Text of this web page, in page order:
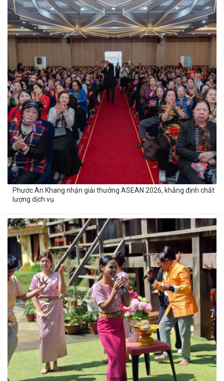
Phước An Khang nhận giải thưởng ASEAN 2026, khẳng định chất
lượng dịch vụ